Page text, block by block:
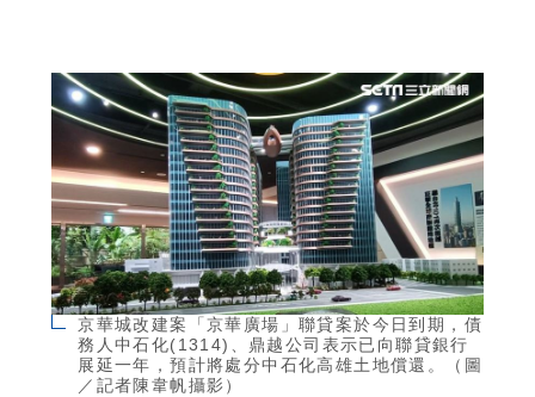
京華城改建案「京華廣場」聯貸案於今日到期，債
務人中石化(1314)、鼎越公司表示已向聯貸銀行
展延一年，預計將處分中石化高雄土地償還。（圖
／記者陳韋帆攝影）